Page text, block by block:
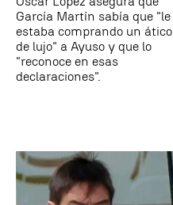
García Martín sabía que "le
estaba comprando un ático
de lujo" a Ayuso y que lo
"reconoce en esas
declaraciones".